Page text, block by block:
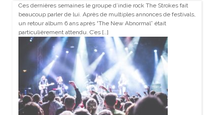
Ces dernières semaines le groupe d’indie rock The Strokes fait
beaucoup parler de lui. Après de multiples annonces de festivals,
un retour album 6 ans après “The New Abnormal” était
particulièrement attendu. C’es […]